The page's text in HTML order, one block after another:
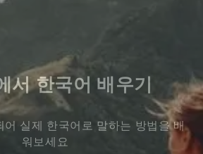
서 한국어 배우기
어 실제 한국어로 말하는 방법을 배
워보세요